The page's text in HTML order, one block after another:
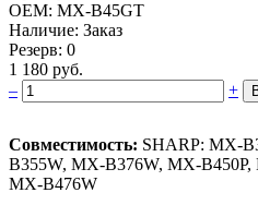
OEM: MX-B45GT
Наличие: Заказ
Резерв: 0
1 180 руб.
–
+
Совместимость: SHARP: MX-
B355W, MX-B376W, MX-
MX-B476W